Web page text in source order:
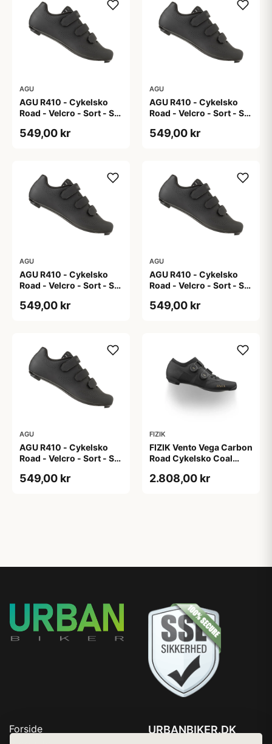
AGU
AGU R410 - Cykelsko
Road - Velcro - Sort - Str.
549,00 kr
AGU
AGU R410 - Cykelsko
Road - Velcro - Sort - Str.
549,00 kr
AGU
AGU R410 - Cykelsko
Road - Velcro - Sort - Str.
549,00 kr
AGU
AGU R410 - Cykelsko
Road - Velcro - Sort - Str.
549,00 kr
AGU
AGU R410 - Cykelsko
Road - Velcro - Sort - Str.
549,00 kr
FIZIK
FIZIK Vento Vega Carbon
Road Cykelsko Coal
2.808,00 kr
Forside
URBANBIKER.DK